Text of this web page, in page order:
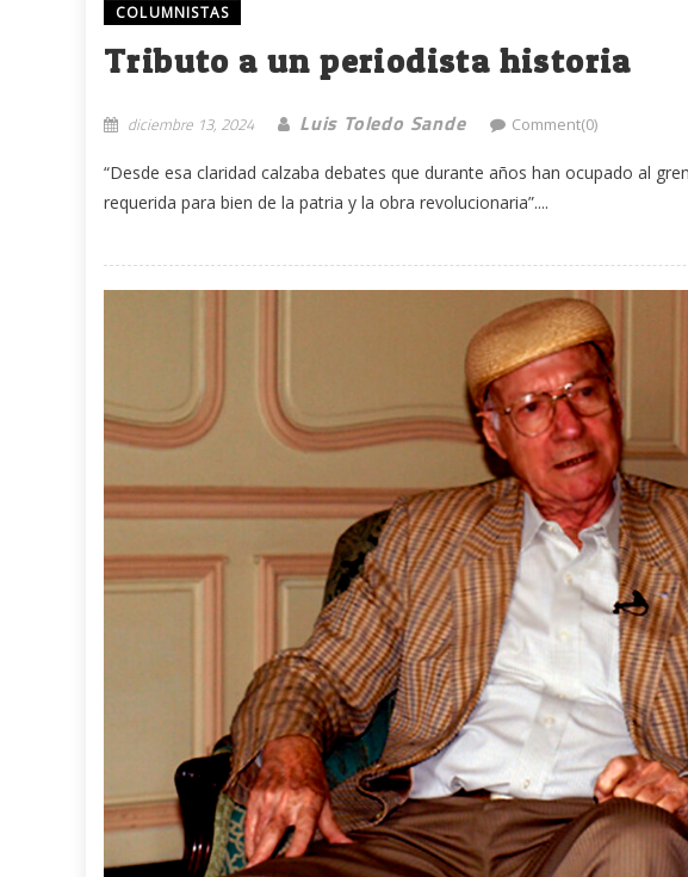
COLUMNISTAS
Tributo a un periodista historia
diciembre 13, 2024 Luis Toledo Sande Comment(0)
“Desde esa claridad calzaba debates que durante años han ocupado al
requerida para bien de la patria y la obra revolucionaria”....